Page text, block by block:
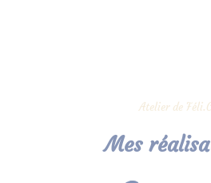
Atelier de
Mes